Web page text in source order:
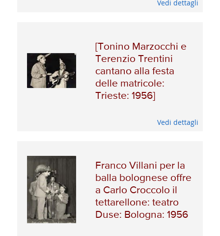
Vedi dettagli
[Tonino Marzocchi e
Terenzio Trentini
cantano alla festa
delle matricole:
Trieste: 1956]
Vedi dettagli
Franco Villani per la
balla bolognese offre
a Carlo Croccolo il
tettarellone: teatro
Duse: Bologna: 1956